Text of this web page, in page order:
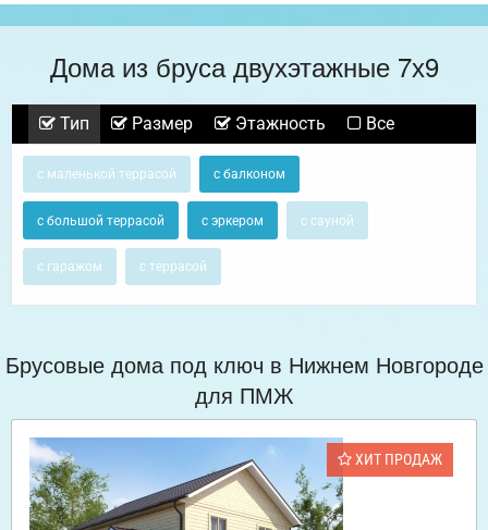
Дома из бруса двухэтажные 7х9
Тип Размер Этажность Все
с маленькой террасой с балконом
с большой террасой с эркером с сауной
с гаражом с террасой
Брусовые дома под ключ в Нижнем Новгороде
для ПМЖ
ХИТ ПРОДАЖ